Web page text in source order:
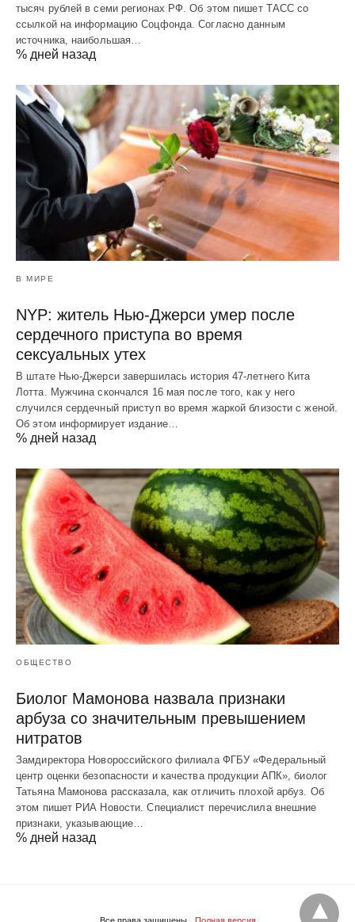
тысяч рублей в семи регионах РФ. Об этом пишет ТАСС со
ссылкой на информацию Соцфонда. Согласно данным
источника, наибольшая…
% дней назад
В МИРЕ
NYP: житель Нью-Джерси умер после
сердечного приступа во время
сексуальных утех
В штате Нью-Джерси завершилась история 47-летнего Кита
Лотта. Мужчина скончался 16 мая после того, как у него
случился сердечный приступ во время жаркой близости с женой.
Об этом информирует издание…
% дней назад
ОБЩЕСТВО
Биолог Мамонова назвала признаки
арбуза со значительным превышением
нитратов
Замдиректора Новороссийского филиала ФГБУ «Федеральный
центр оценки безопасности и качества продукции АПК», биолог
Татьяна Мамонова рассказала, как отличить плохой арбуз. Об
этом пишет РИА Новости. Специалист перечислила внешние
признаки, указывающие…
% дней назад